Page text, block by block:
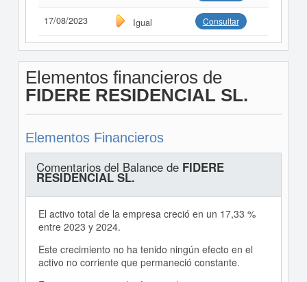
17/08/2023 Igual Consultar
Elementos financieros de
FIDERE RESIDENCIAL SL.
Elementos Financieros
Comentarios del Balance de FIDERE
RESIDENCIAL SL.
El activo total de la empresa creció en un 17,33 %
entre 2023 y 2024.
Este crecimiento no ha tenido ningún efecto en el
activo no corriente que permaneció constante.